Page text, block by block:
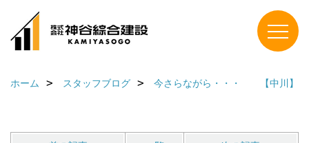
ホーム スタッフブログ 今さらながら・・・ 【中川】